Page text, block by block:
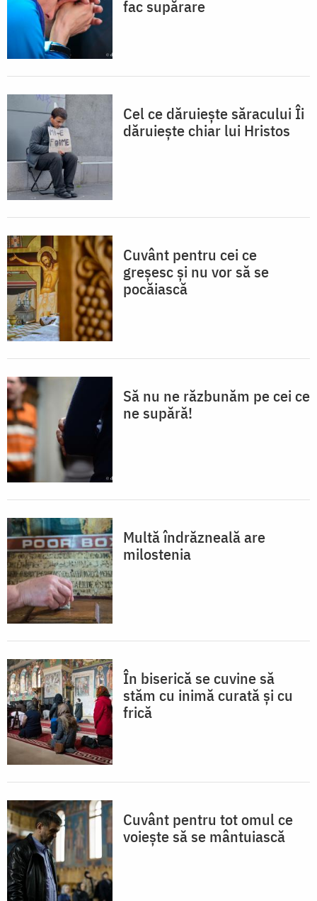
fac supărare
Cel ce dăruiește săracului Îi
dăruiește chiar lui Hristos
Cuvânt pentru cei ce
greșesc și nu vor să se
pocăiască
Să nu ne răzbunăm pe cei ce
ne supără!
Multă îndrăzneală are
milostenia
În biserică se cuvine să
stăm cu inimă curată și cu
frică
Cuvânt pentru tot omul ce
voiește să se mântuiască